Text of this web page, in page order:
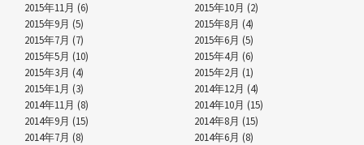
2015年11月 (6)
2015年10月 (2)
2015年9月 (5)
2015年8月 (4)
2015年7月 (7)
2015年6月 (5)
2015年5月 (10)
2015年4月 (6)
2015年3月 (4)
2015年2月 (1)
2015年1月 (3)
2014年12月 (4)
2014年11月 (8)
2014年10月 (15)
2014年9月 (15)
2014年8月 (15)
2014年7月 (8)
2014年6月 (8)